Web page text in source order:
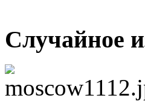
Случайное